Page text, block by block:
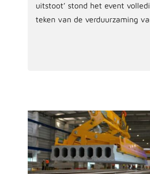
uitstoot’ stond het event
teken van de verduurzaming